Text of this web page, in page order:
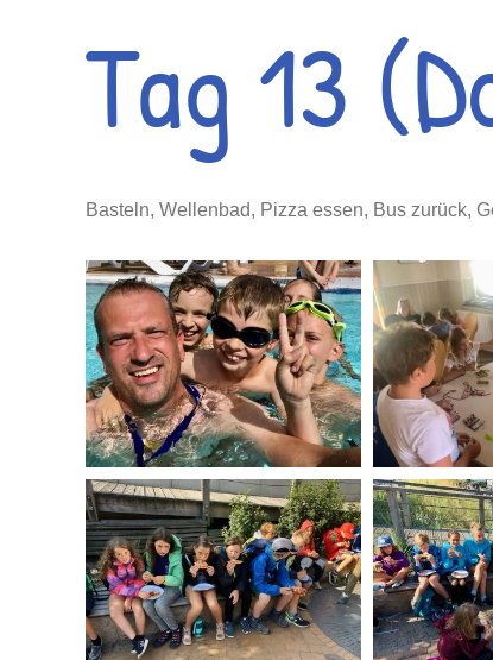
Tag 13
Basteln, Wellenbad, Pizza essen, Bus zurück,